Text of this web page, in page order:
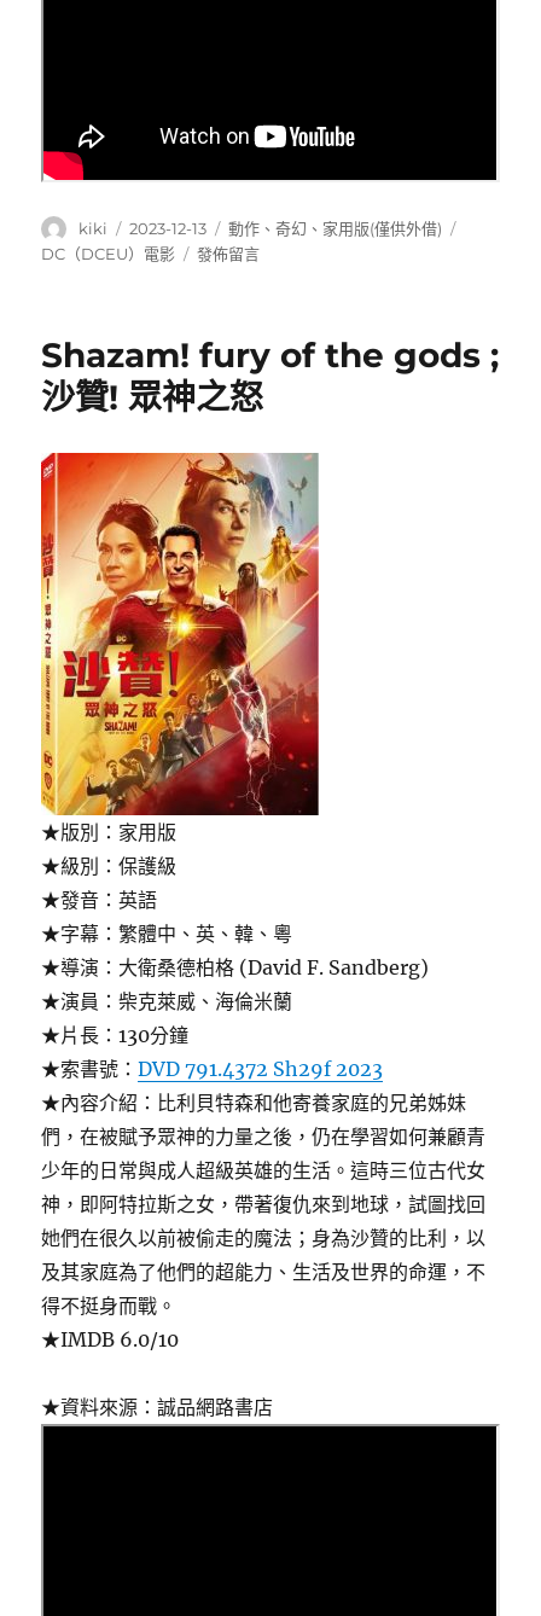
作
者
kiki
發
佈
2023-12-13
分
類
動作 、奇幻 、 家用版(僅供外借)
DC（DCEU）電影
在
閃
電
俠〉
發佈留言
Shazam! fury of the gods ;
沙贊! 眾神之怒
★版別：家用版
★級別：保護級
★發音：英語
★字幕：繁體中、英、韓、粵
★導演：大衛桑德柏格 (David F. Sandberg)
★演員：柴克萊威、海倫米蘭
★片長：130分鐘
★索書號：DVD 791.4372 Sh29f 2023
★內容介紹：比利貝特森和他寄養家庭的兄弟姊妹
們，在被賦予眾神的力量之後，仍在學習如何兼顧青
少年的日常與成人超級英雄的生活。這時三位古代女
神，即阿特拉斯之女，帶著復仇來到地球，試圖找回
她們在很久以前被偷走的魔法；身為沙贊的比利，以
及其家庭為了他們的超能力、生活及世界的命運，不
得不挺身而戰。
★IMDB 6.0/10
★資料來源：誠品網路書店